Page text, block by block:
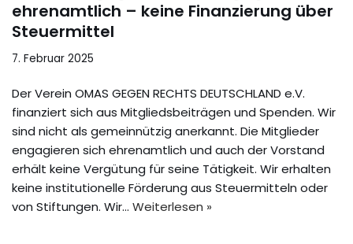
ehrenamtlich – keine Finanzierung über
Steuermittel
7. Februar 2025
Der Verein OMAS GEGEN RECHTS DEUTSCHLAND e.V.
finanziert sich aus Mitgliedsbeiträgen und Spenden. Wir
sind nicht als gemeinnützig anerkannt. Die Mitglieder
engagieren sich ehrenamtlich und auch der Vorstand
erhält keine Vergütung für seine Tätigkeit. Wir erhalten
keine institutionelle Förderung aus Steuermitteln oder
von Stiftungen. Wir… Weiterlesen »